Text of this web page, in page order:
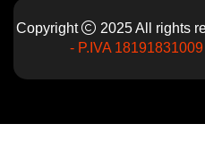
Copyright 2025 All rights
- P.IVA 18191831009